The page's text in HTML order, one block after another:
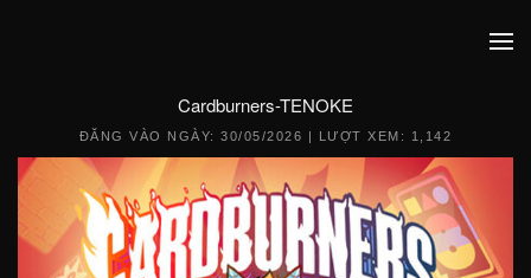
Cardburners-TENOKE
ĐĂNG VÀO NGÀY:30/05/2026 | LƯỢT XEM: 1,142